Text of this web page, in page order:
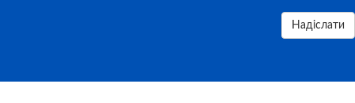
Надіслати